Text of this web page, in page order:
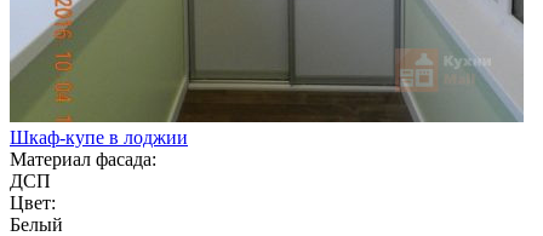
Шкаф-купе в лоджии
Материал фасада:
ДСП
Цвет:
Белый